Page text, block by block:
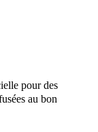
pour des
au bon